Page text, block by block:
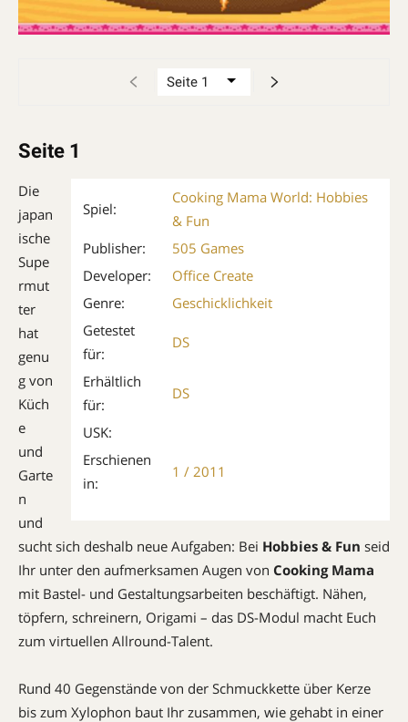
Seite 1
Spiel:
Cooking Mama World: Hobbies
& Fun
Publisher:
505 Games
Developer:
Office Create
Genre:
Geschicklichkeit
Getestet
für:
DS
Erhältlich
für:
DS
USK:
Erschienen
in:
1 / 2011
Die
japan
ische
Supe
rmut
ter
hat
genu
g von
Küch
e
und
Garte
n
und
sucht sich deshalb neue Aufgaben: Bei Hobbies & Fun seid
Ihr unter den aufmerksamen Augen von Cooking Mama
mit Bastel- und Gestaltungsarbeiten beschäftigt. Nähen,
töpfern, schreinern, Origami – das DS-Modul macht Euch
zum virtuellen Allround-Talent.
Rund 40 Gegenstände von der Schmuckkette über Kerze
bis zum Xylophon baut Ihr zusammen, wie gehabt in einer